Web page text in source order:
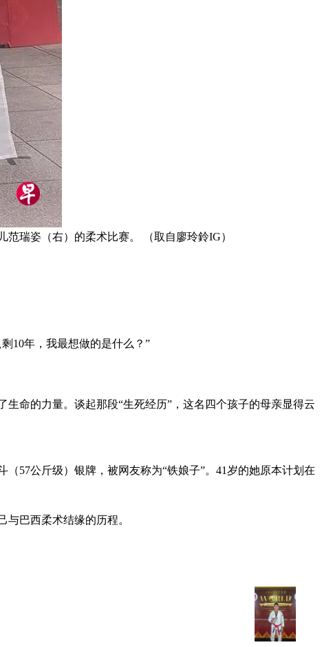
瑞姿（右）的柔术比赛。 （取自廖玲鈴IG）
10年，我最想做的是什么？”
命的力量。谈起那段“生死经历”，这名四个孩子的母亲显得云
57公斤级）银牌，被网友称为“铁娘子”。41岁的她原本计划在
巴西柔术结缘的历程。